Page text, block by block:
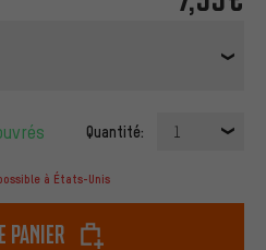
Quantité: 1
à États-Unis
panier